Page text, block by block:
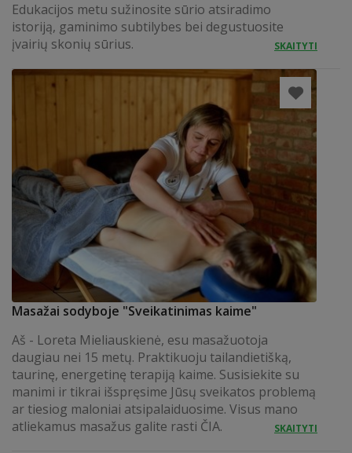
Edukacijos metu sužinosite sūrio atsiradimo
istoriją, gaminimo subtilybes bei degustuosite
įvairių skonių sūrius.
SKAITYTI
Masažai sodyboje "Sveikatinimas kaime"
Aš - Loreta Mieliauskienė, esu masažuotoja
daugiau nei 15 metų. Praktikuoju tailandietišką,
taurinę, energetinę terapiją kaime. Susisiekite su
manimi ir tikrai išspręsime Jūsų sveikatos problemą
ar tiesiog maloniai atsipalaiduosime. Visus mano
atliekamus masažus galite rasti ČIA.
SKAITYTI